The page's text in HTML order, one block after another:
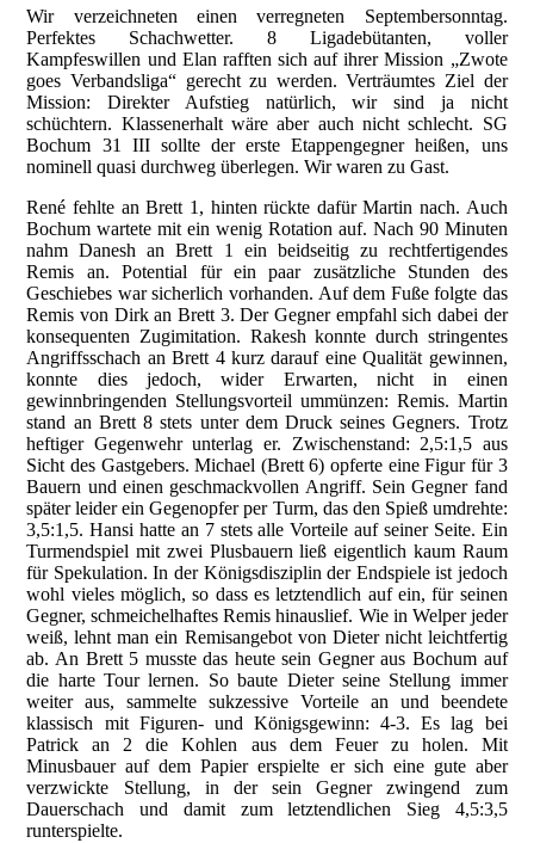
Wir verzeichneten einen verregneten Septembersonntag.
Perfektes Schachwetter. 8 Ligadebütanten, voller
Kampfeswillen und Elan rafften sich auf ihrer Mission „Zwote
goes Verbandsliga“ gerecht zu werden. Verträumtes Ziel der
Mission: Direkter Aufstieg natürlich, wir sind ja nicht
schüchtern. Klassenerhalt wäre aber auch nicht schlecht. SG
Bochum 31 III sollte der erste Etappengegner heißen, uns
nominell quasi durchweg überlegen. Wir waren zu Gast.
René fehlte an Brett 1, hinten rückte dafür Martin nach. Auch
Bochum wartete mit ein wenig Rotation auf. Nach 90 Minuten
nahm Danesh an Brett 1 ein beidseitig zu rechtfertigendes
Remis an. Potential für ein paar zusätzliche Stunden des
Geschiebes war sicherlich vorhanden. Auf dem Fuße folgte das
Remis von Dirk an Brett 3. Der Gegner empfahl sich dabei der
konsequenten Zugimitation. Rakesh konnte durch stringentes
Angriffsschach an Brett 4 kurz darauf eine Qualität gewinnen,
konnte dies jedoch, wider Erwarten, nicht in einen
gewinnbringenden Stellungsvorteil ummünzen: Remis. Martin
stand an Brett 8 stets unter dem Druck seines Gegners. Trotz
heftiger Gegenwehr unterlag er. Zwischenstand: 2,5:1,5 aus
Sicht des Gastgebers. Michael (Brett 6) opferte eine Figur für 3
Bauern und einen geschmackvollen Angriff. Sein Gegner fand
später leider ein Gegenopfer per Turm, das den Spieß umdrehte:
3,5:1,5. Hansi hatte an 7 stets alle Vorteile auf seiner Seite. Ein
Turmendspiel mit zwei Plusbauern ließ eigentlich kaum Raum
für Spekulation. In der Königsdisziplin der Endspiele ist jedoch
wohl vieles möglich, so dass es letztendlich auf ein, für seinen
Gegner, schmeichelhaftes Remis hinauslief. Wie in Welper jeder
weiß, lehnt man ein Remisangebot von Dieter nicht leichtfertig
ab. An Brett 5 musste das heute sein Gegner aus Bochum auf
die harte Tour lernen. So baute Dieter seine Stellung immer
weiter aus, sammelte sukzessive Vorteile an und beendete
klassisch mit Figuren- und Königsgewinn: 4-3. Es lag bei
Patrick an 2 die Kohlen aus dem Feuer zu holen. Mit
Minusbauer auf dem Papier erspielte er sich eine gute aber
verzwickte Stellung, in der sein Gegner zwingend zum
Dauerschach und damit zum letztendlichen Sieg 4,5:3,5
runterspielte.